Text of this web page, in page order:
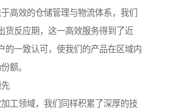
高效的仓储管理与物流体系，我们
货反应期，这一高效服务得到了近
的一致认可，使我们的产品在区域内
额。
工领域，我们同样积累了深厚的技